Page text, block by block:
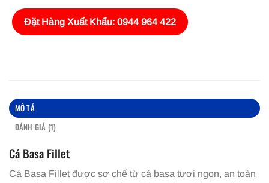
Đặt Hàng Xuất Khẩu: 0944 964 422
MÔ TẢ
ĐÁNH GIÁ (1)
Cá Basa Fillet
Cá Basa Fillet được sơ chế từ cá basa tươi ngon, an toàn